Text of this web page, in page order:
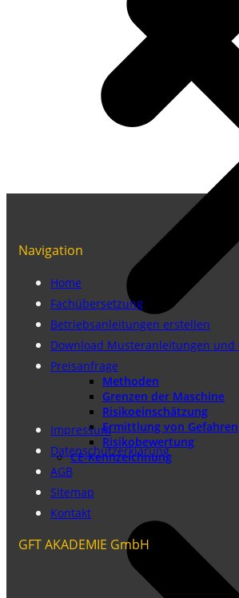
Methoden
Grenzen der Maschine
Risikoeinschätzung
Ermittlung von Gefahren
Risikobewertung
CE-Kennzeichnung
Navigation
Home
Fachübersetzung
Betriebsanleitungen erstellen
Download Musteranleitungen und
Preisanfrage
Impressum
Datenschutzerklärung
AGB
Sitemap
Kontakt
GFT AKADEMIE GmbH